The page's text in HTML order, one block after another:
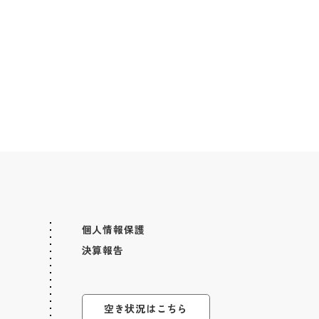
個人情報保護
決算報告
空き状況はこちら